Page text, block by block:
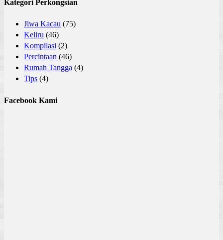
Kategori Perkongsian
Jiwa Kacau (75)
Keliru (46)
Kompilasi (2)
Percintaan (46)
Rumah Tangga (4)
Tips (4)
Facebook Kami